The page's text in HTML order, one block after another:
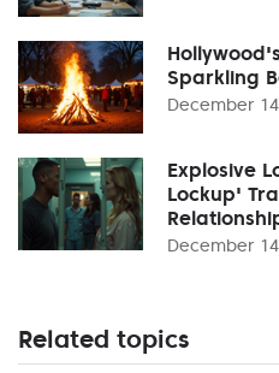
Sparkling
December
Explosive
Lockup'
December
Related topics